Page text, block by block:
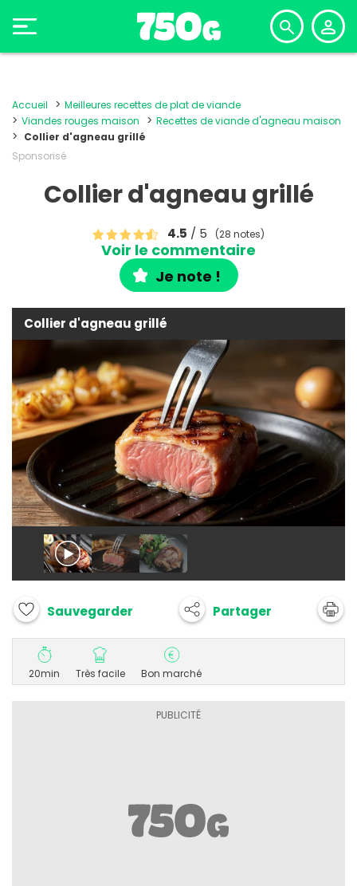
Accueil
Meilleures recettes de plat de viande
Viandes rouges maison
Recettes de viande d'agneau maison
Collier d'agneau grillé
Sponsorisé
Collier d'agneau grillé
4.5 / 5 (28 notes)
Voir le commentaire
Je note !
Collier d'agneau grillé
Sauvegarder Partager
20min Très facile Bon marché